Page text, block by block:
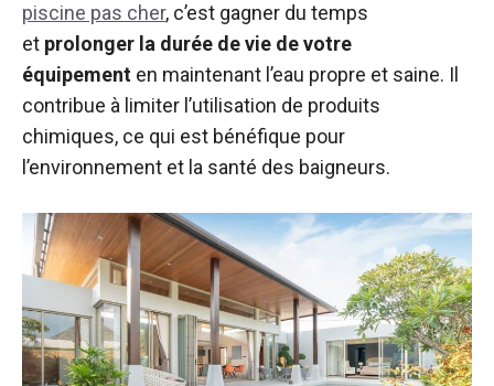
piscine pas cher, c’est gagner du temps
et prolonger la durée de vie de votre
équipement en maintenant l’eau propre et saine. Il
contribue à limiter l’utilisation de produits
chimiques, ce qui est bénéfique pour
l’environnement et la santé des baigneurs.